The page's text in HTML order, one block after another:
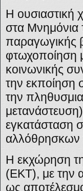
Η ουσιαστική
στα Μνημόνια
παραγωγικής
φτωχοποίηση
κοινωνικής
την εκποίηση
την
εγκατάσταση
Η εκχώρηση
(ΕΚΤ), με την
ως